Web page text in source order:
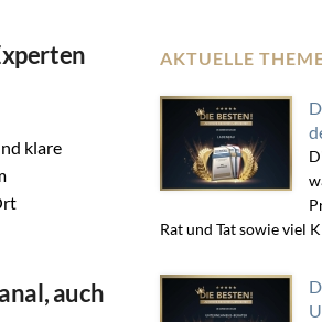
klare
auch
AKTUELLE
Rat und Tat sowie viel